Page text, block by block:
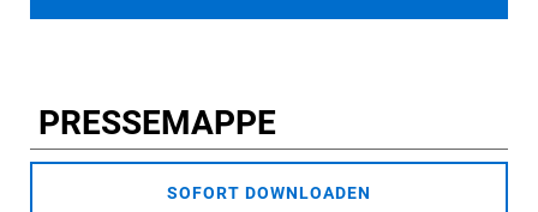
PRESSEMAPPE
SOFORT DOWNLOADEN